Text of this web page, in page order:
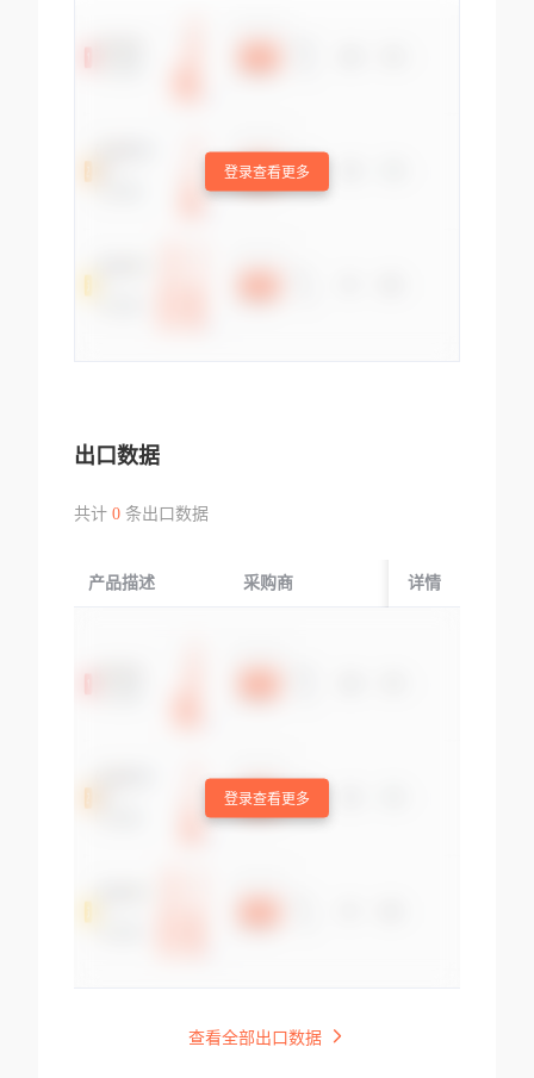
登录查看更多
出口数据
共计 0条出口数据
产品描述 采购商 起运国/地区
详情
登录查看更多
查看全部出口数据